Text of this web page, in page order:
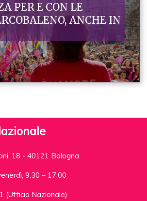
PER E CON LE
ANCHE IN
18 - 40121 Bologna
9.30 – 17.00
(Ufficio Nazionale)